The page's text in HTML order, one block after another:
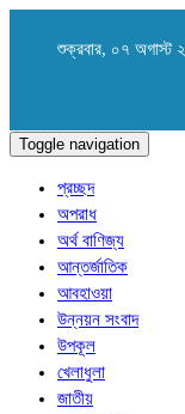
শুক্রবার, ০৭ অগাস্ট
Toggle navigation
প্রচ্ছদ
অপরাধ
অর্থ বাণিজ্য
আন্তর্জাতিক
আবহাওয়া
উন্নয়ন সংবাদ
উপকূল
খেলাধুলা
জাতীয়